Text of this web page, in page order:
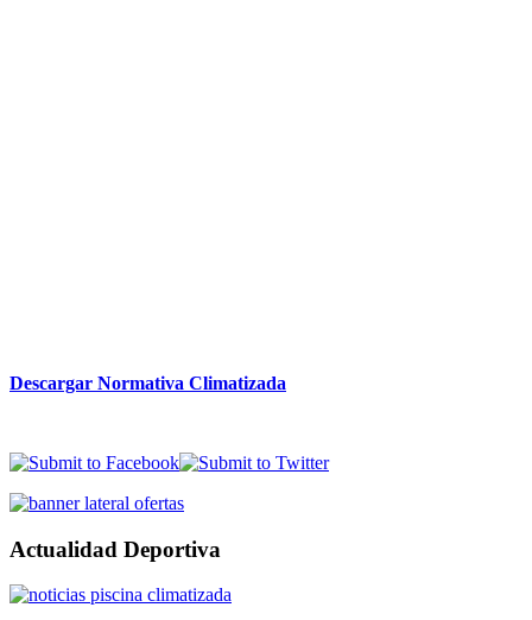
Descargar Normativa Climatizada
Actualidad Deportiva